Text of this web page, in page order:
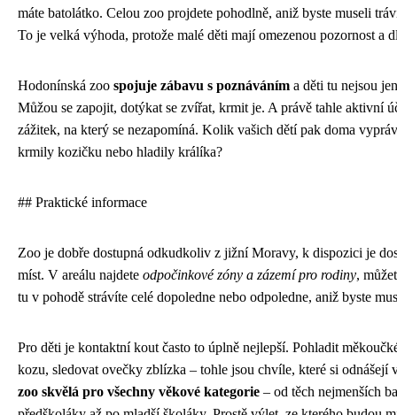
máte batolátko. Celou zoo projdete pohodlně, aniž byste museli
To je velká výhoda, protože malé děti mají omezenou pozornost a
Hodonínská zoo spojuje zábavu s poznáváním a děti tu nejsou
Můžou se zapojit, dotýkat se zvířat, krmit je. A právě tahle aktivní
zážitek, na který se nezapomíná. Kolik vašich dětí pak doma
krmily kozičku nebo hladily králíka?
## Praktické informace
Zoo je dobře dostupná odkudkoliv z jižní Moravy, k dispozici je
míst. V areálu najdete odpočinkové zóny a zázemí pro rodiny,
tu v pohodě strávíte celé dopoledne nebo odpoledne, aniž byste
Pro děti je kontaktní kout často to úplně nejlepší. Pohladit
kozu, sledovat ovečky zblízka – tohle jsou chvíle, které si odnášejí
zoo skvělá pro všechny věkové kategorie – od těch nejmenších